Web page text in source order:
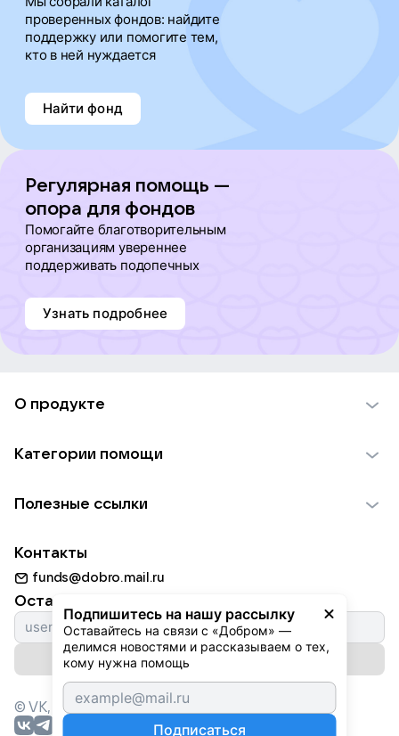
проверенных фондов: найдите
поддержку или помогите тем,
кто в ней нуждается
Найти фонд
Регулярная помощь —
опора для фондов
Помогайте благотворительным
организациям увереннее
поддерживать подопечных
Узнать подробнее
Подпишитесь на нашу рассылку
Оставайтесь на связи с «Добром» —
делимся новостями и рассказываем о тех,
кому нужна помощь
Подписаться
О продукте
Использование материалов
Для НКО
Партнерам
Категории помощи
Пожилым
Животным
Природе
Культуре
Фондам
Полезные ссылки
Добрый день
Истории
Автоплатежи
Контакты
funds@dobro.mail.ru
Оставайтесь с нами
Подписаться на рассылку
© VK, 2026г. Все права защищены.